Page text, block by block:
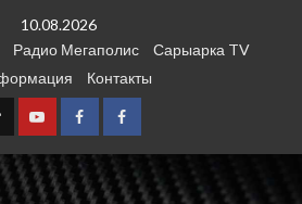
10.08.2026
Радио Мегаполис
Сарыарка TV
Контакты
Youtube
FB1 FB2